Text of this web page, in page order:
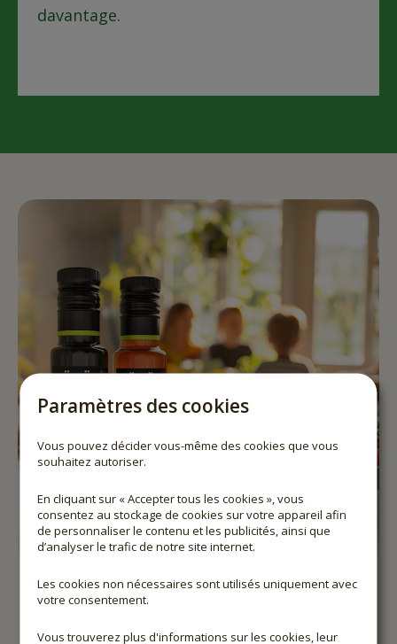
davantage.
Paramètres des cookies
Vous pouvez décider vous-même des cookies que vous
souhaitez autoriser.
En cliquant sur « Accepter tous les cookies », vous
consentez au stockage de cookies sur votre appareil afin
de personnaliser le contenu et les publicités, ainsi que
d’analyser le trafic de notre site internet.
Les cookies non nécessaires sont utilisés uniquement avec
votre consentement.
Vous trouverez plus d'informations sur les cookies, leur